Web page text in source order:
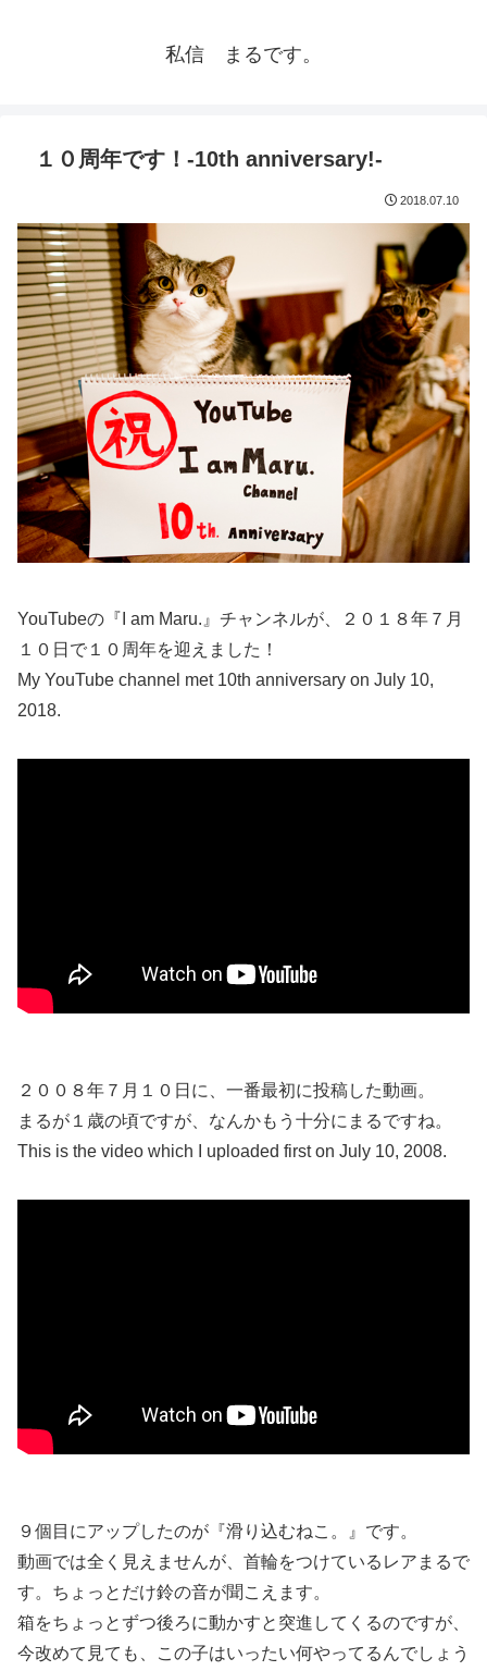
私信 まるです。
１０周年です！-10th anniversary!-
2018.07.10
YouTubeの『I am Maru.』チャンネルが、２０１８年７月
１０日で１０周年を迎えました！
My YouTube channel met 10th anniversary on July 10,
2018.
２００８年７月１０日に、一番最初に投稿した動画。
まるが１歳の頃ですが、なんかもう十分にまるですね。
This is the video which I uploaded first on July 10, 2008.
９個目にアップしたのが『滑り込むねこ。』です。
動画では全く見えませんが、首輪をつけているレアまるで
す。ちょっとだけ鈴の音が聞こえます。
箱をちょっとずつ後ろに動かすと突進してくるのですが、
今改めて見ても、この子はいったい何やってるんでしょう